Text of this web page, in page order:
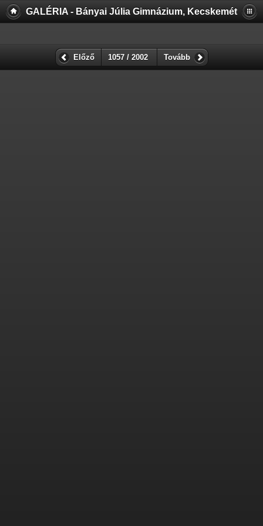
GALÉRIA - Bányai Júlia Gimnázium, Kecskemét
Előző 1057 / 2002 Tovább